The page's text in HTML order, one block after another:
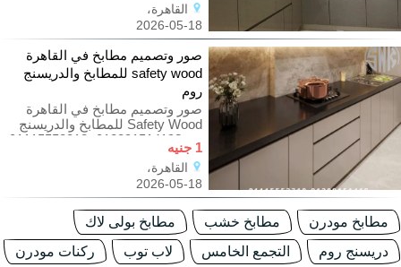
2026… مش مجردالقاهرة،
2026-05-18
صور وتصميم مطابخ في القاهرة
safety wood للمطابخ والدريسنج
روم
صور وتصميم مطابخ في القاهرة
Safety Wood للمطابخ والدريسنج
روم?01289151419 -01115552318
? مطابخ حديثة 2026… مش مجرد
1 جنيه
القاهرة،
2026-05-18
مطابخ مودرن مطابخ خشب
مطابخ بولى لاك
دريسنج روم
التجمع الخامس لاب توب
ركنات مودرن